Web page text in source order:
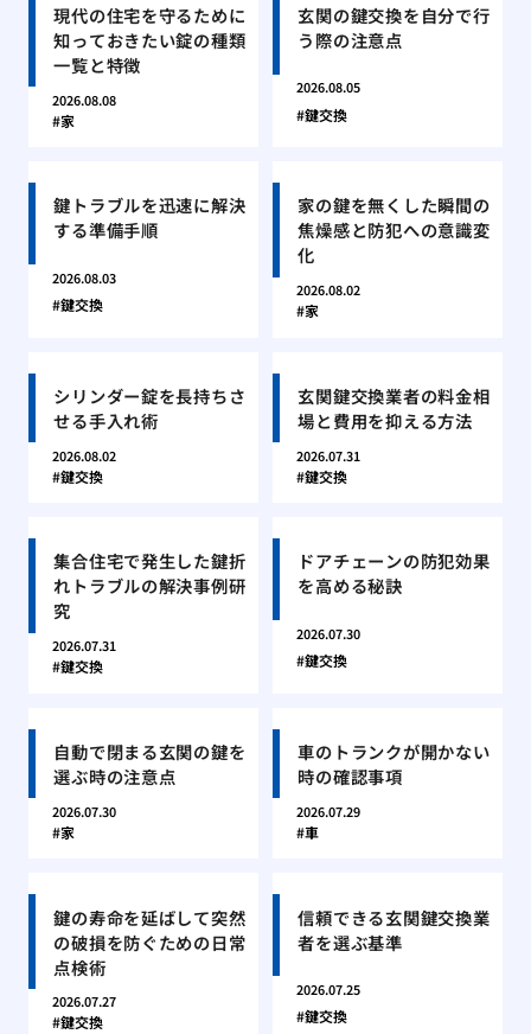
現代の住宅を守るために
知っておきたい錠の種類
一覧と特徴
2026.08.08
家
玄関の鍵交換を自分で行
う際の注意点
2026.08.05
鍵交換
鍵トラブルを迅速に解決
する準備手順
2026.08.03
鍵交換
家の鍵を無くした瞬間の
焦燥感と防犯への意識変
化
2026.08.02
家
シリンダー錠を長持ちさ
せる手入れ術
2026.08.02
鍵交換
玄関鍵交換業者の料金相
場と費用を抑える方法
2026.07.31
鍵交換
集合住宅で発生した鍵折
れトラブルの解決事例研
究
2026.07.31
鍵交換
ドアチェーンの防犯効果
を高める秘訣
2026.07.30
鍵交換
自動で閉まる玄関の鍵を
選ぶ時の注意点
2026.07.30
家
車のトランクが開かない
時の確認事項
2026.07.29
車
鍵の寿命を延ばして突然
の破損を防ぐための日常
点検術
2026.07.27
鍵交換
信頼できる玄関鍵交換業
者を選ぶ基準
2026.07.25
鍵交換